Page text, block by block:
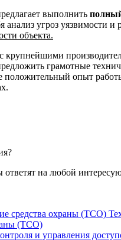
выполнить
угроз уязвимости и
объекта.
крупнейшими
грамотные
опыт
на любой
(ТСО)